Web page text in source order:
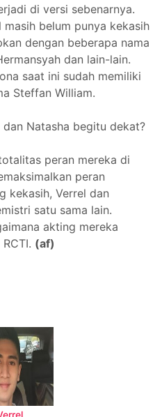
di versi sebenarnya.
belum punya kekasih
dengan beberapa nama
dan lain-lain.
saat ini sudah memiliki
Steffan William.
Natasha begitu dekat?
peran mereka di
peran
kekasih, Verrel dan
satu sama lain.
akting mereka
(af)